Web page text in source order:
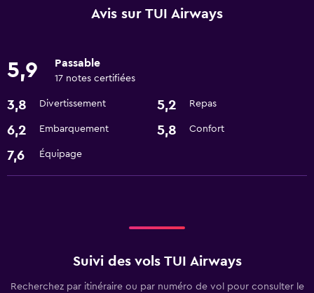
Avis sur TUI Airways
5,9 Passable
17 notes certifiées
3,8 Divertissement 5,2 Repas
6,2 Embarquement 5,8 Confort
7,6 Équipage
Suivi des vols TUI Airways
Recherchez par itinéraire ou par numéro de vol pour consulter le